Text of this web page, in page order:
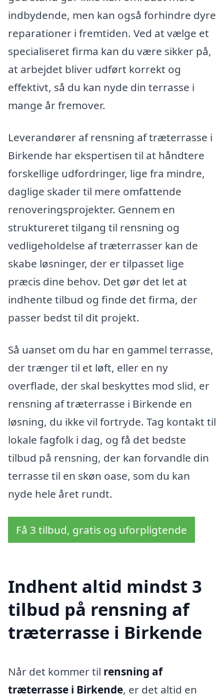
indbydende, men kan også forhindre dyre
reparationer i fremtiden. Ved at vælge et
specialiseret firma kan du være sikker på,
at arbejdet bliver udført korrekt og
effektivt, så du kan nyde din terrasse i
mange år fremover.
Leverandører af rensning af træterrasse i
Birkende har ekspertisen til at håndtere
forskellige udfordringer, lige fra mindre,
daglige skader til mere omfattende
renoveringsprojekter. Gennem en
struktureret tilgang til rensning og
vedligeholdelse af træterrasser kan de
skabe løsninger, der er tilpasset lige
præcis dine behov. Det gør det let at
indhente tilbud og finde det firma, der
passer bedst til dit projekt.
Så uanset om du har en gammel terrasse,
der trænger til et løft, eller en ny
overflade, der skal beskyttes mod slid, er
rensning af træterrasse i Birkende en
løsning, du ikke vil fortryde. Tag kontakt til
lokale fagfolk i dag, og få det bedste
tilbud på rensning, der kan forvandle din
terrasse til en skøn oase, som du kan
nyde hele året rundt.
Få 3 tilbud, gratis og uforpligtende
Indhent altid mindst 3
tilbud på rensning af
træterrasse i Birkende
Når det kommer til rensning af
træterrasse i Birkende, er det altid en